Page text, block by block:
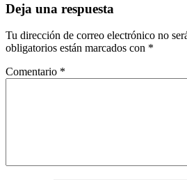
Deja una respuesta
Tu dirección de correo electrónico no
obligatorios están marcados con *
Comentario *